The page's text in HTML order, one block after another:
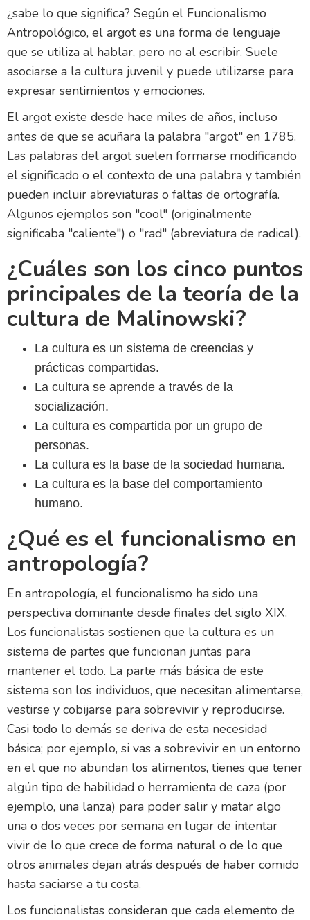
¿sabe lo que significa? Según el Funcionalismo
Antropológico, el argot es una forma de lenguaje
que se utiliza al hablar, pero no al escribir. Suele
asociarse a la cultura juvenil y puede utilizarse para
expresar sentimientos y emociones.
El argot existe desde hace miles de años, incluso
antes de que se acuñara la palabra "argot" en 1785.
Las palabras del argot suelen formarse modificando
el significado o el contexto de una palabra y también
pueden incluir abreviaturas o faltas de ortografía.
Algunos ejemplos son "cool" (originalmente
significaba "caliente") o "rad" (abreviatura de radical).
¿Cuáles son los cinco puntos
principales de la teoría de la
cultura de Malinowski?
La cultura es un sistema de creencias y
prácticas compartidas.
La cultura se aprende a través de la
socialización.
La cultura es compartida por un grupo de
personas.
La cultura es la base de la sociedad humana.
La cultura es la base del comportamiento
humano.
¿Qué es el funcionalismo en
antropología?
En antropología, el funcionalismo ha sido una
perspectiva dominante desde finales del siglo XIX.
Los funcionalistas sostienen que la cultura es un
sistema de partes que funcionan juntas para
mantener el todo. La parte más básica de este
sistema son los individuos, que necesitan alimentarse,
vestirse y cobijarse para sobrevivir y reproducirse.
Casi todo lo demás se deriva de esta necesidad
básica; por ejemplo, si vas a sobrevivir en un entorno
en el que no abundan los alimentos, tienes que tener
algún tipo de habilidad o herramienta de caza (por
ejemplo, una lanza) para poder salir y matar algo
una o dos veces por semana en lugar de intentar
vivir de lo que crece de forma natural o de lo que
otros animales dejan atrás después de haber comido
hasta saciarse a tu costa.
Los funcionalistas consideran que cada elemento de